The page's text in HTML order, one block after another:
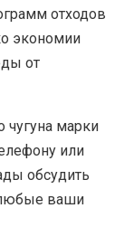
отходов
экономии
от
чугуна марки
или
обсудить
любые ваши